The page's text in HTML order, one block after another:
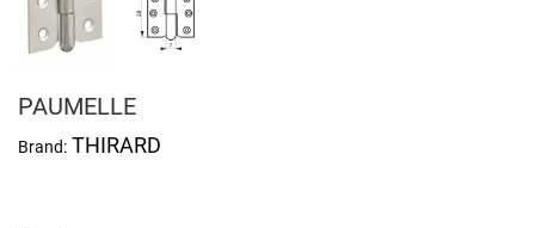
PAUMELLE
Brand: THIRARD